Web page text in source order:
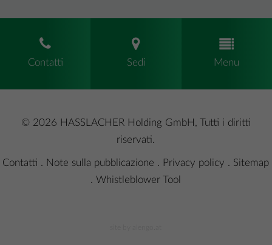
Contatti Sedi Menu
© 2026 HASSLACHER Holding GmbH, Tutti i diritti
riservati.
Contatti Note sulla pubblicazione Privacy policy
Sitemap
.Whistleblower Tool